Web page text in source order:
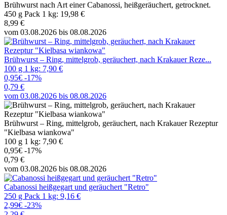
Brühwurst nach Art einer Cabanossi, heißgeräuchert, getrocknet.
450 g Pack 1 kg: 19,98 €
8,99 €
vom 03.08.2026 bis 08.08.2026
Brühwurst – Ring, mittelgrob, geräuchert, nach Krakauer Reze...
100 g 1 kg: 7,90 €
0,95€ -17%
0,79 €
vom 03.08.2026 bis 08.08.2026
Brühwurst – Ring, mittelgrob, geräuchert, nach Krakauer Rezeptur
"Kielbasa wiankowa"
100 g 1 kg: 7,90 €
0,95€ -17%
0,79 €
vom 03.08.2026 bis 08.08.2026
Cabanossi heißgegart und geräuchert "Retro"
250 g Pack 1 kg: 9,16 €
2,99€ -23%